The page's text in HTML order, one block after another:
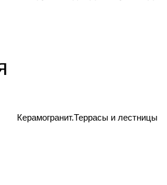
Керамогранит.Террасы и лестницы